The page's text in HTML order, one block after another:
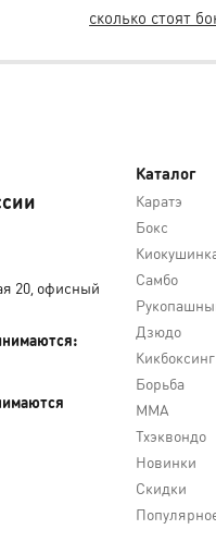
сколько стоят
Каталог
Каратэ
Бокс
Самбо
Дзюдо
Кикбоксинг
Борьба
MMA
Тхэквондо
Новинки
Скидки
20, офисный